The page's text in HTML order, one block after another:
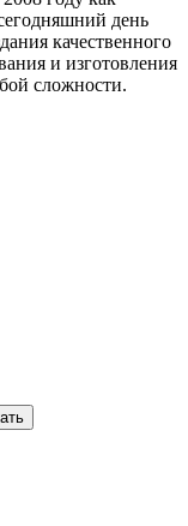
день
качественного
и изготовления
сложности.